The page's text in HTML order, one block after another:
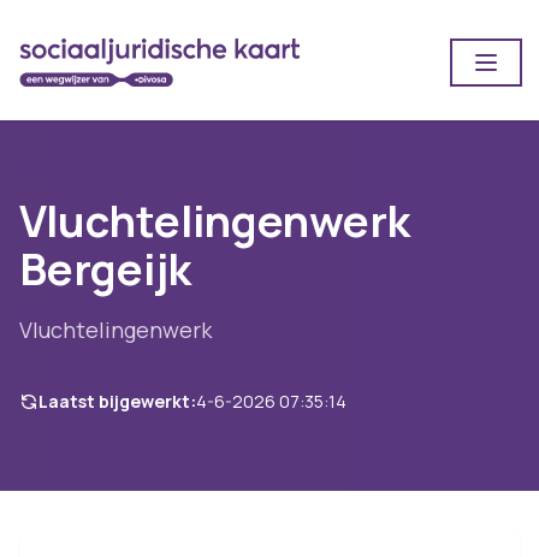
Vluchtelingenwerk
Bergeijk
Vluchtelingenwerk
Laatst bijgewerkt:4-6-2026 07:35:14